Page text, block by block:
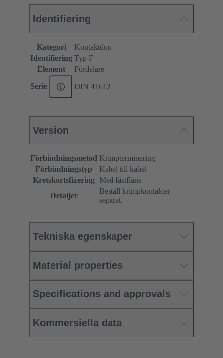
Identifiering
Kategori
Kontaktdon
Identifiering Typ F
Element
Fördelare
Serie DIN 41612
Version
Förbindningsmetod Krimpterminering
Förbindningstyp
Kabel till kabel
Kretskortsfixering Med fästfläns
Detaljer
Beställ krimpkontakter
separat.
Tekniska egenskaper
Material properties
Specifications and approvals
Kommersiella data